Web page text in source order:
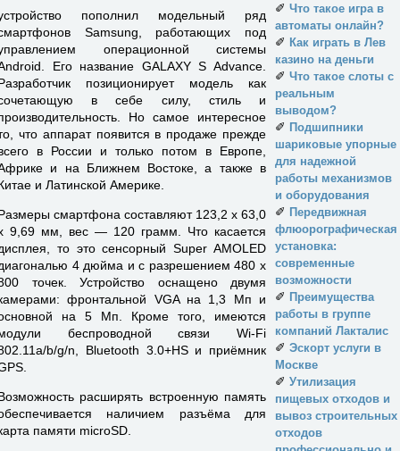
пополнил модельный ряд
Samsung, работающих под
операционной системы
Его название GALAXY S Advance.
позиционирует модель как
в себе силу, стиль и
Но самое интересное
что аппарат появится в продаже прежде
в России и только потом в Европе,
и на Ближнем Востоке, а также в
и Латинской Америке.
смартфона составляют 123,2 х 63,0
9,69 мм, вес — 120 грамм. Что касается
то это сенсорный Super AMOLED
4 дюйма и с разрешением 480 x
точек. Устройство оснащено двумя
фронтальной VGA на 1,3 Мп и
на 5 Мп. Кроме того, имеются
беспроводной связи Wi-Fi
b/g/n, Bluetooth 3.0+HS и приёмник
расширять встроенную память
наличием разъёма для
памяти microSD.
✐ Что такое игра в
автоматы онлайн?
✐ Как играть в Лев
казино на деньги
✐ Что такое слоты с
реальным
выводом?
✐ Подшипники
шариковые упорные
для надежной
работы механизмов
и оборудования
✐ Передвижная
флюорографическая
установка:
современные
возможности
✐ Преимущества
работы в группе
компаний Лакталис
✐ Эскорт услуги в
Москве
✐ Утилизация
пищевых отходов и
вывоз строительных
отходов